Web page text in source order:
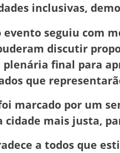
inclusivas,
evento seguiu com
discutir
final para
que
marcado por um
cidade mais justa,
a todos que